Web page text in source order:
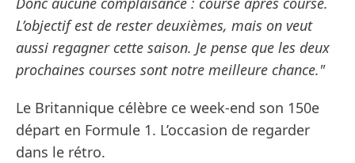
L’objectif est de rester deuxièmes, mais on veut
aussi regagner cette saison. Je pense que les deux
prochaines courses sont notre meilleure chance."
Le Britannique célèbre ce week-end son 150e
départ en Formule 1. L’occasion de regarder
dans le rétro.